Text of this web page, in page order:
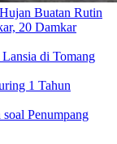
Buatan Rutin
20 Damkar
di Tomang
1 Tahun
Penumpang